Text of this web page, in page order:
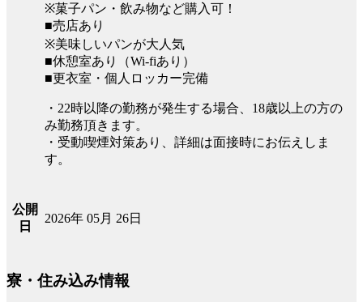
※菓子パン・飲み物など購入可！
■売店あり
※美味しいパンが大人気
■休憩室あり（Wi-fiあり）
■更衣室・個人ロッカー完備
・22時以降の勤務が発生する場合、18歳以上の方の
み勤務頂きます。
・受動喫煙対策あり、詳細は面接時にお伝えしま
す。
公開
日
2026年 05月 26日
寮・住み込み情報